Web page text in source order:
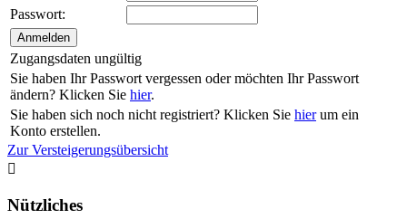
Passwort:
Zugangsdaten ungültig
Sie haben Ihr Passwort vergessen oder möchten Ihr Passwort
ändern? Klicken Sie hier.
Sie haben sich noch nicht registriert? Klicken Sie hierum ein
Konto erstellen.
Zur Versteigerungsübersicht

Nützliches